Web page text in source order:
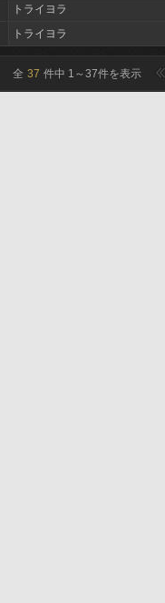
トライヨラ
トライヨラ
全 37 件中 1 ～37件を表示